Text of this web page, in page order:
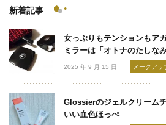
新着記事
女っぷりもテンションもア
ミラーは「オトナのたしなみ
2025 年 9 月 15 日 メークアッ
Glossierのジェルクリーム
いい血色ほっぺ